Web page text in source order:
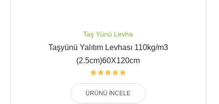
Taş Yünü Levha
Taşyünü Yalıtım Levhası 110kg/m3
(2.5cm)60X120cm
ÜRÜNÜ İNCELE